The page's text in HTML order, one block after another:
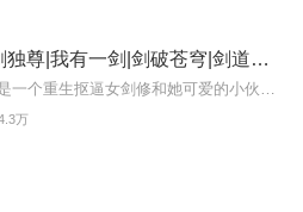
剑灵仙穹|一剑独尊|我有一剑|剑破苍穹|剑道独尊
万